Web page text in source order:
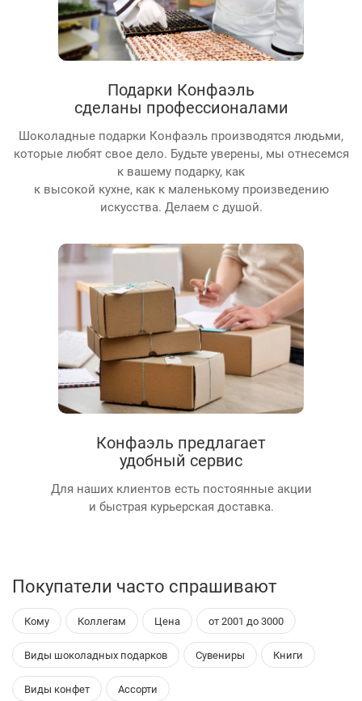
Подарки Конфаэль
сделаны профессионалами
Шоколадные подарки Конфаэль производятся людьми,
которые любят свое дело. Будьте уверены, мы отнесемся
к вашему подарку, как
к высокой кухне, как к маленькому произведению
искусства. Делаем с душой.
Конфаэль предлагает
удобный сервис
Для наших клиентов есть постоянные акции
и быстрая курьерская доставка.
Покупатели часто спрашивают
Кому Коллегам Цена от 2001 до 3000
Виды шоколадных подарков Сувениры Книги
Виды конфет Ассорти